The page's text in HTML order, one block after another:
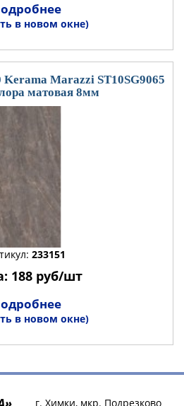
в новом окне)
Marazzi ST10SG9065
матовая 8мм
233151
188 руб/шт
в новом окне)
г. Химки, мкр. Подрезково